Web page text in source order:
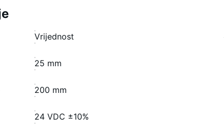
Vrijednost
25 mm
200 mm
24 VDC ±10%